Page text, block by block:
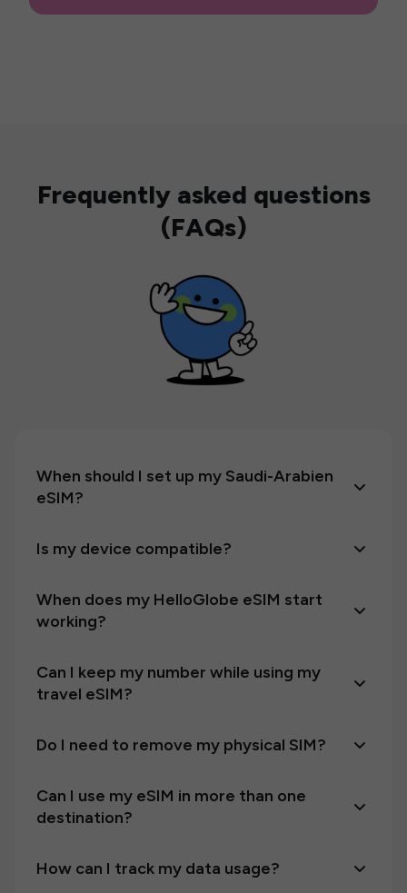
Frequently asked questions
(FAQs)
When should I set up my Saudi-Arabien
eSIM?
Is my device compatible?
When does my HelloGlobe eSIM start
working?
Can I keep my number while using my
travel eSIM?
Do I need to remove my physical SIM?
Can I use my eSIM in more than one
destination?
How can I track my data usage?